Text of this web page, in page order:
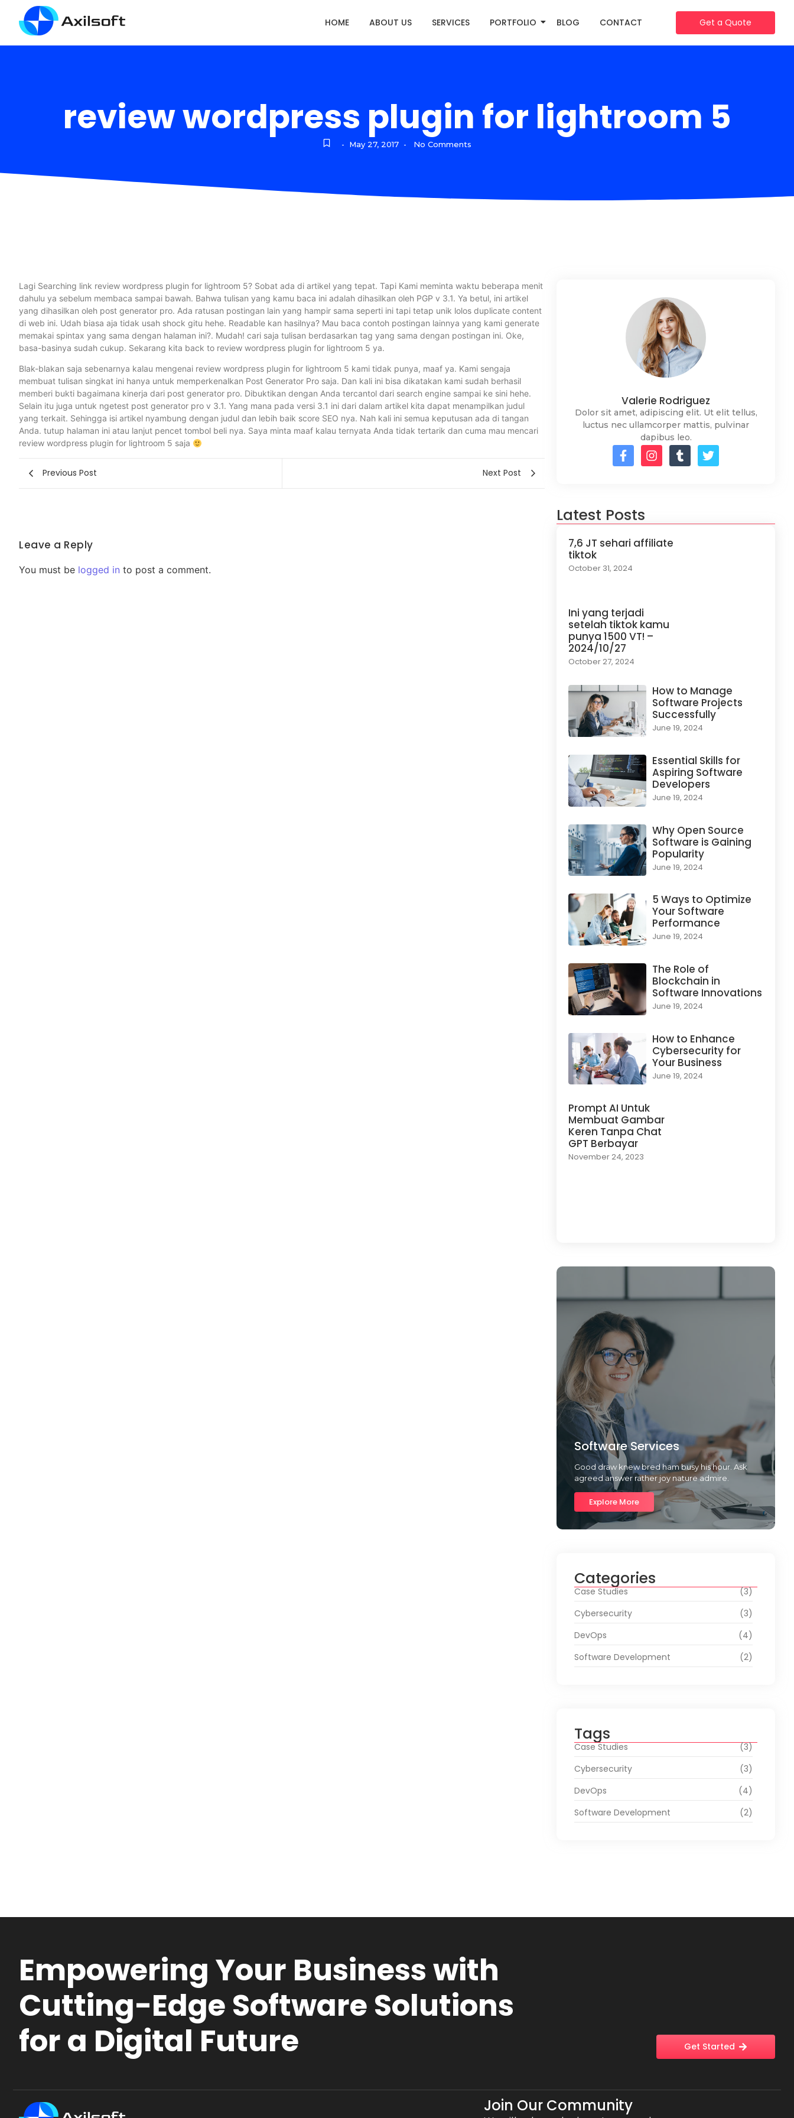
HOME ABOUT US SERVICES PORTFOLIO BLOG CONTACT Get a Quote
review wordpress plugin for lightroom 5
- May 27, 2017 - No Comments
Lagi Searching link review wordpress plugin for lightroom 5? Sobat ada di artikel yang tepat. Tapi Kami meminta waktu beberapa menit
dahulu ya sebelum membaca sampai bawah. Bahwa tulisan yang kamu baca ini adalah dihasilkan oleh PGP v 3.1. Ya betul, ini artikel
yang dihasilkan oleh post generator pro. Ada ratusan postingan lain yang hampir sama seperti ini tapi tetap unik lolos duplicate content
di web ini. Udah biasa aja tidak usah shock gitu hehe. Readable kan hasilnya? Mau baca contoh postingan lainnya yang kami generate
memakai spintax yang sama dengan halaman ini?. Mudah! cari saja tulisan berdasarkan tag yang sama dengan postingan ini. Oke,
basa-basinya sudah cukup. Sekarang kita back to review wordpress plugin for lightroom 5 ya.
Blak-blakan saja sebenarnya kalau mengenai review wordpress plugin for lightroom 5 kami tidak punya, maaf ya. Kami sengaja
membuat tulisan singkat ini hanya untuk memperkenalkan Post Generator Pro saja. Dan kali ini bisa dikatakan kami sudah berhasil
memberi bukti bagaimana kinerja dari post generator pro. Dibuktikan dengan Anda tercantol dari search engine sampai ke sini hehe.
Selain itu juga untuk ngetest post generator pro v 3.1. Yang mana pada versi 3.1 ini dari dalam artikel kita dapat menampilkan judul
yang terkait. Sehingga isi artikel nyambung dengan judul dan lebih baik score SEO nya. Nah kali ini semua keputusan ada di tangan
Anda. tutup halaman ini atau lanjut pencet tombol beli nya. Saya minta maaf kalau ternyata Anda tidak tertarik dan cuma mau mencari
review wordpress plugin for lightroom 5 saja
Previous Post Next Post
Leave a Reply
You must be logged in to post a comment.
Valerie Rodriguez
Dolor sit amet, adipiscing elit. Ut elit tellus,
luctus nec ullamcorper mattis, pulvinar
dapibus leo.
Latest Posts
7,6 JT sehari affiliate
tiktok
October 31, 2024
Ini yang terjadi
setelah tiktok kamu
punya 1500 VT! –
2024/10/27
October 27, 2024
How to Manage
Software Projects
Successfully
June 19, 2024
Essential Skills for
Aspiring Software
Developers
June 19, 2024
Why Open Source
Software is Gaining
Popularity
June 19, 2024
5 Ways to Optimize
Your Software
Performance
June 19, 2024
The Role of
Blockchain in
Software Innovations
June 19, 2024
How to Enhance
Cybersecurity for
Your Business
June 19, 2024
Prompt AI Untuk
Membuat Gambar
Keren Tanpa Chat
GPT Berbayar
November 24, 2023
Software Services
Good draw knew bred ham busy his hour. Ask
agreed answer rather joy nature admire.
Explore More
Categories
Case Studies
(3)
Cybersecurity
(3)
DevOps
(4)
Software Development
(2)
Tags
Case Studies
(3)
Cybersecurity
(3)
DevOps
(4)
Software Development
(2)
Empowering Your Business with
Cutting-Edge Software Solutions
for a Digital Future
Get Started
Join Our Community